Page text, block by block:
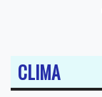
CLIMA